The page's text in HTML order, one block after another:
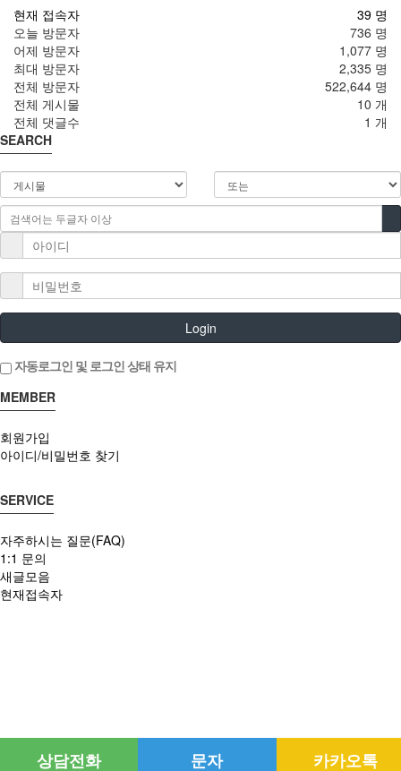
상담전화 문자 카카오톡
39 명
현재 접속자
736 명
오늘 방문자
1,077 명
어제 방문자
2,335 명
최대 방문자
522,644 명
전체 방문자
10 개
전체 게시물
1 개
전체 댓글수
SEARCH
Login
자동로그인 및 로그인 상태 유지
MEMBER
회원가입
아이디/비밀번호 찾기
SERVICE
자주하시는 질문(FAQ)
1:1 문의
새글모음
현재접속자